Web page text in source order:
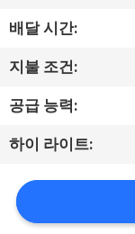
장
투
어
품
질
배달 시간:
지불 조건:
공급 능력:
하이 라이트: